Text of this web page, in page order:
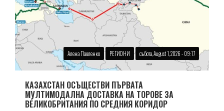
Алена Павленко РЕГИОНИ събота, August 1, 2026 - 09:17
КАЗАХСТАН ОСЪЩЕСТВИ ПЪРВАТА
МУЛТИМОДАЛНА ДОСТАВКА НА ТОРОВЕ ЗА
ВЕЛИКОБРИТАНИЯ ПО СРЕДНИЯ КОРИДОР